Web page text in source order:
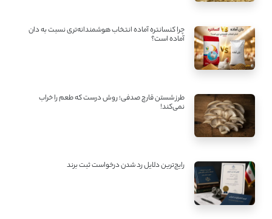
چرا کنسانتره آماده انتخاب هوشمندانه‌تری نسبت به دان
آماده است؟
طرز شستن قارچ صدفی؛ روش درست که طعم را خراب
نمی‌کند!
رایج‌ترین دلایل رد شدن درخواست ثبت برند